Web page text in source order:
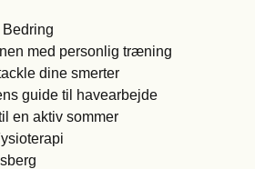
med personlig træning
dine smerter
guide til havearbejde
en aktiv sommer